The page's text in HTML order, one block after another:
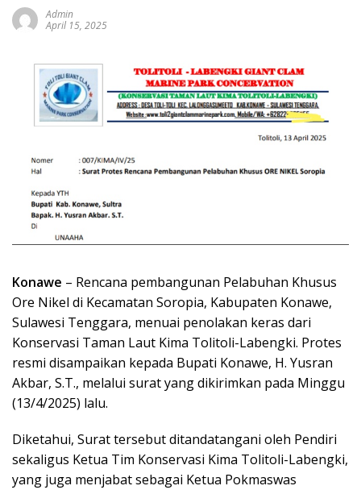
Admin
April 15, 2025
Konawe – Rencana pembangunan Pelabuhan Khusus
Ore Nikel di Kecamatan Soropia, Kabupaten Konawe,
Sulawesi Tenggara, menuai penolakan keras dari
Konservasi Taman Laut Kima Tolitoli-Labengki. Protes
resmi disampaikan kepada Bupati Konawe, H. Yusran
Akbar, S.T., melalui surat yang dikirimkan pada Minggu
(13/4/2025) lalu.
Diketahui, Surat tersebut ditandatangani oleh Pendiri
sekaligus Ketua Tim Konservasi Kima Tolitoli-Labengki,
yang juga menjabat sebagai Ketua Pokmaswas